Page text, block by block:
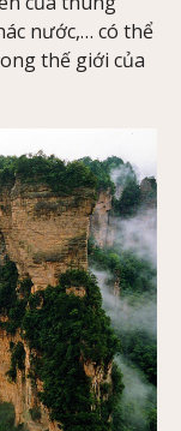
nước,… có thể
thế giới của